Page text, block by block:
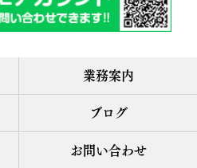
業務案内
ブログ
お問い合わせ